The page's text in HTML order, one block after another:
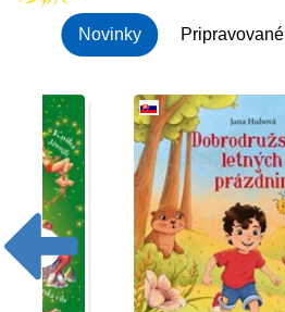
Novinky Pripravované